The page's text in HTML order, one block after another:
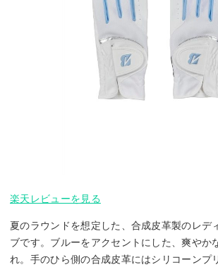
楽天レビューを見る
夏のラウンドを想定した、合成皮革製のレデ
ブです。ブルーをアクセントにした、爽やか
れ。手のひら側の合成皮革にはシリコーンプ